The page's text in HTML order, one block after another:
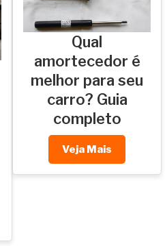
Qual
amortecedor é
melhor para seu
carro? Guia
completo
Veja Mais